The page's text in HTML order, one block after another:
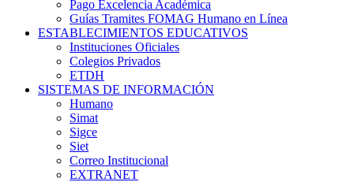
Pago Excelencia Académica
Guías Tramites FOMAG Humano en Línea
ESTABLECIMIENTOS EDUCATIVOS
Instituciones Oficiales
Colegios Privados
ETDH
SISTEMAS DE INFORMACIÓN
Humano
Simat
Sigce
Siet
Correo Institucional
EXTRANET